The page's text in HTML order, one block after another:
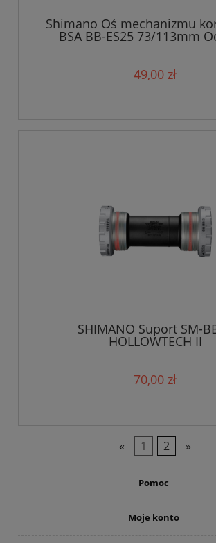
Shimano Oś mechanizmu
BSA BB-ES25 73/113mm
49,00 zł
SHIMANO Suport SM-
HOLLOWTECH II
70,00 zł
« 1 2 »
Pomoc
Moje konto